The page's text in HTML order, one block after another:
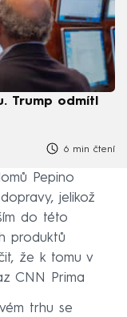
Trump odmítl
6 min čtení
Pepino
jelikož
do této
produktů
že k tomu v
CNN Prima
trhu se